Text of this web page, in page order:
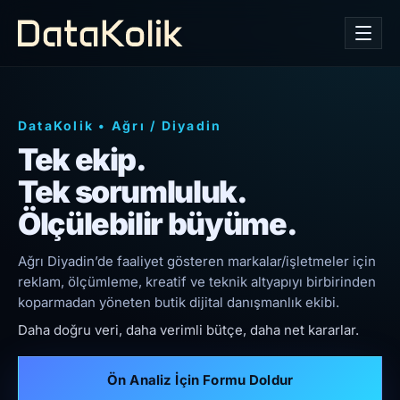
DataKolik • Ağrı / Diyadin
Tek ekip.
Tek sorumluluk.
Ölçülebilir büyüme.
Ağrı Diyadin’de faaliyet gösteren markalar/işletmeler için
reklam, ölçümleme, kreatif ve teknik altyapıyı birbirinden
koparmadan yöneten butik dijital danışmanlık ekibi.
Daha doğru veri, daha verimli bütçe, daha net kararlar.
Ön Analiz İçin Formu Doldur